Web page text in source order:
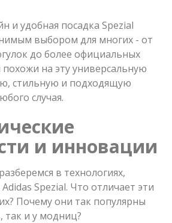
и удобная посадка Spezial
выбором для многих - от
до более официальных
на эту универсальную
стильную и подходящую
случая.
и инновации
в технологиях,
Spezial. Что отличает эти
Почему они так популярны
так и у модниц?